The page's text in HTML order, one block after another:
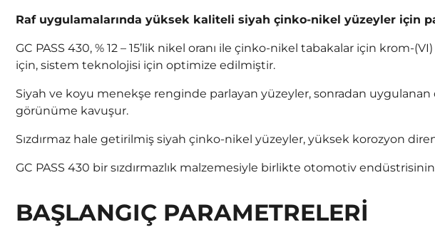
Raf uygulamalarında yüksek kaliteli siyah çinko-nikel yüzeyler için
GC PASS 430, % 12 – 15’lik nikel oranı ile çinko-nikel tabakalar için krom-
için, sistem teknolojisi için optimize edilmiştir.
Siyah ve koyu menekşe renginde parlayan yüzeyler, sonradan uygulanan
görünüme kavuşur.
Sızdırmaz hale getirilmiş siyah çinko-nikel yüzeyler, yüksek korozyon
GC PASS 430 bir sızdırmazlık malzemesiyle birlikte otomotiv
BAŞLANGIÇ PARAMETRELERI